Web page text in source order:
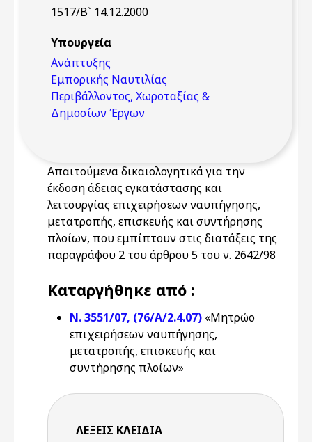
1517/Β` 14.12.2000
Υπουργεία
Ανάπτυξης
Εμπορικής Ναυτιλίας
Περιβάλλοντος, Χωροταξίας &
Δημοσίων Έργων
Απαιτούμενα δικαιολογητικά για την
έκδοση άδειας εγκατάστασης και
λειτουργίας επιχειρήσεων ναυπήγησης,
μετατροπής, επισκευής και συντήρησης
πλοίων, που εμπίπτουν στις διατάξεις της
παραγράφου 2 του άρθρου 5 του ν. 2642/98
Καταργήθηκε από :
Ν. 3551/07, (76/Α/2.4.07) «Μητρώο
επιχειρήσεων ναυπήγησης,
μετατροπής, επισκευής και
συντήρησης πλοίων»
ΛΈΞΕΙΣ KΛΕΙΔΙΆ